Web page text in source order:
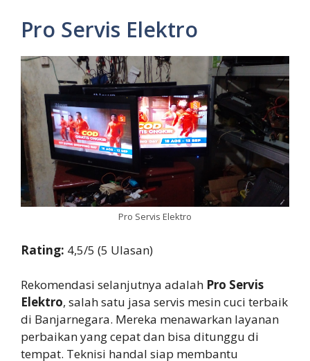
Pro Servis Elektro
Pro Servis Elektro
Rating: 4,5/5 (5 Ulasan)
Rekomendasi selanjutnya adalah Pro Servis
Elektro, salah satu jasa servis mesin cuci terbaik
di Banjarnegara. Mereka menawarkan layanan
perbaikan yang cepat dan bisa ditunggu di
tempat. Teknisi handal siap membantu